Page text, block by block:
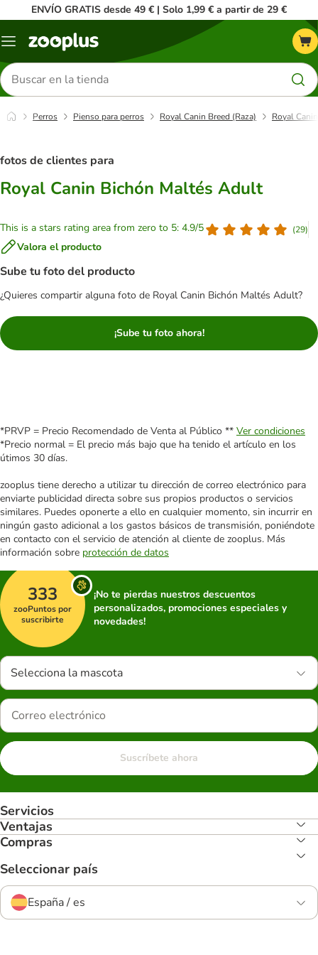
ENVÍO GRATIS desde 49 € | Solo 1,99 € a partir de 29 €
Menú
Buscar
productos
Perros Pienso para perros Royal Canin Breed (Raza) Royal
fotos de clientes para
Royal Canin Bichón Maltés Adult
This is a stars rating area from zero to 5: 4.9/5 (29)
Valora el producto
Sube tu foto del producto
¿Quieres compartir alguna foto de Royal Canin Bichón Maltés Adult?
¡Sube tu foto ahora!
*PRVP = Precio Recomendado de Venta al Público ** Ver condiciones
*Precio normal = El precio más bajo que ha tenido el artículo en los
útimos 30 días.
zooplus tiene derecho a utilizar tu dirección de correo electrónico para
enviarte publicidad directa sobre sus propios productos o servicios
similares. Puedes oponerte a ello en cualquier momento, sin incurrir en
ningún gasto adicional a los gastos básicos de transmisión, poniéndote
en contacto con el servicio de atención al cliente de zooplus. Más
información sobre protección de datos
333
zooPuntos por
suscribirte
¡No te pierdas nuestros descuentos
personalizados, promociones especiales y
novedades!
Selecciona la mascota
Suscríbete ahora
Servicios
Ventajas
Compras
Seleccionar país
España / es